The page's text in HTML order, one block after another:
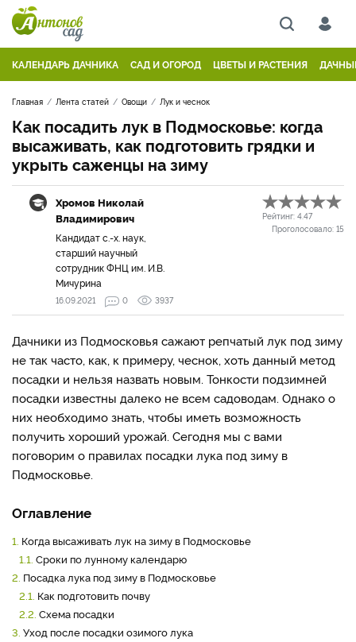
КАЛЕНДАРЬ ДАЧНИКА САД И ОГОРОД ЦВЕТЫ И РАСТЕНИЯ
Главная Лента статей Овощи Лук и чеснок
Как посадить лук в Подмосковье: когда
высаживать, как подготовить грядки и
укрыть саженцы на зиму
Хромов Николай
Владимирович
Кандидат с.-х. наук,
старший научный
сотрудник ФНЦ им. И.В.
Мичурина
Рейтинг: 4.47
Проголосовало: 15
16.09.2021 0 3937
Дачники из Подмосковья сажают репчатый лук под зиму
не так часто, как, к примеру, чеснок, хоть данный метод
посадки и нельзя назвать новым. Тонкости подзимней
посадки известны далеко не всем садоводам. Однако о
них необходимо знать, чтобы иметь возможность
получить хороший урожай. Сегодня мы с вами
поговорим о правилах посадки лука под зиму в
Подмосковье.
Оглавление
1. Когда высаживать лук на зиму в Подмосковье
1.1. Сроки по лунному календарю
2. Посадка лука под зиму в Подмосковье
2.1. Как подготовить почву
2.2. Схема посадки
3. Уход после посадки озимого лука